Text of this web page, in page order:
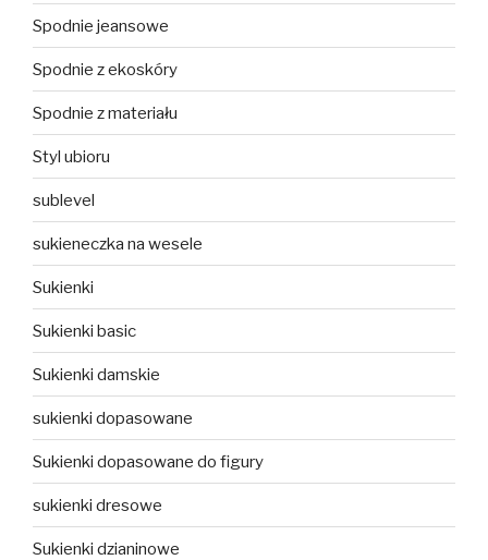
Spodnie jeansowe
Spodnie z ekoskóry
Spodnie z materiału
Styl ubioru
sublevel
sukieneczka na wesele
Sukienki
Sukienki basic
Sukienki damskie
sukienki dopasowane
Sukienki dopasowane do figury
sukienki dresowe
Sukienki dzianinowe